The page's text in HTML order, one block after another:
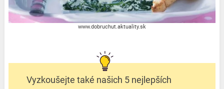
www.dobruchut.aktuality.sk
Vyzkoušejte také našich 5 nejlepších